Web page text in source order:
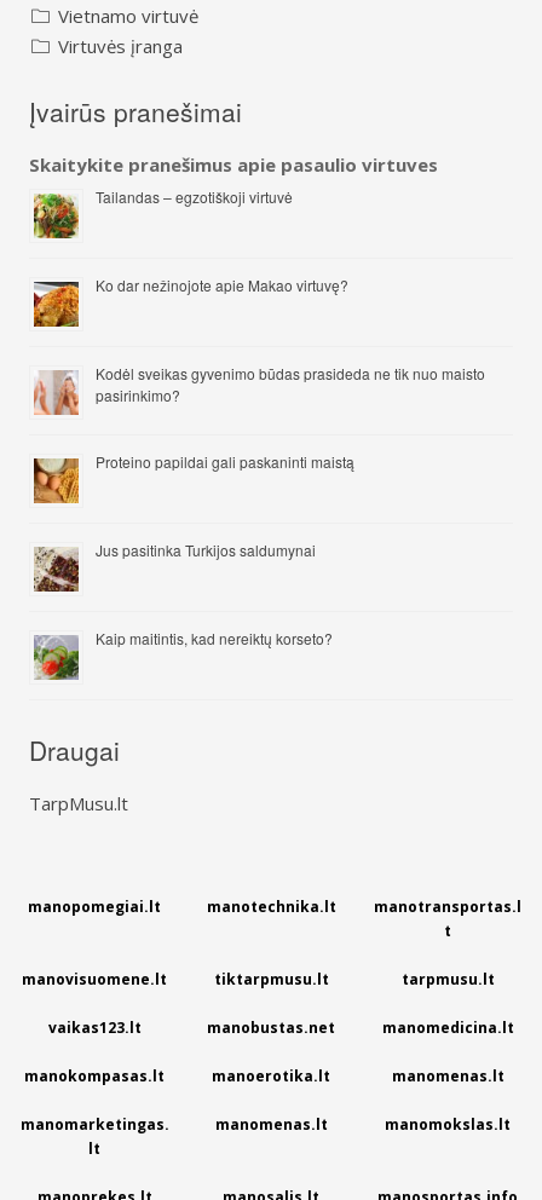
Vietnamo virtuvė
Virtuvės įranga
Įvairūs pranešimai
Skaitykite pranešimus apie pasaulio virtuves
Tailandas – egzotiškoji virtuvė
Ko dar nežinojote apie Makao virtuvę?
Kodėl sveikas gyvenimo būdas prasideda ne tik nuo maisto
pasirinkimo?
Proteino papildai gali paskaninti maistą
Jus pasitinka Turkijos saldumynai
Kaip maitintis, kad nereiktų korseto?
Draugai
TarpMusu.lt
manopomegiai.lt manotechnika.lt
manotransportas.l
t
manovisuomene.lt tiktarpmusu.lt tarpmusu.lt
vaikas123.lt manobustas.net manomedicina.lt
manokompasas.lt manoerotika.lt manomenas.lt
manomarketingas.
lt
manomenas.lt manomokslas.lt